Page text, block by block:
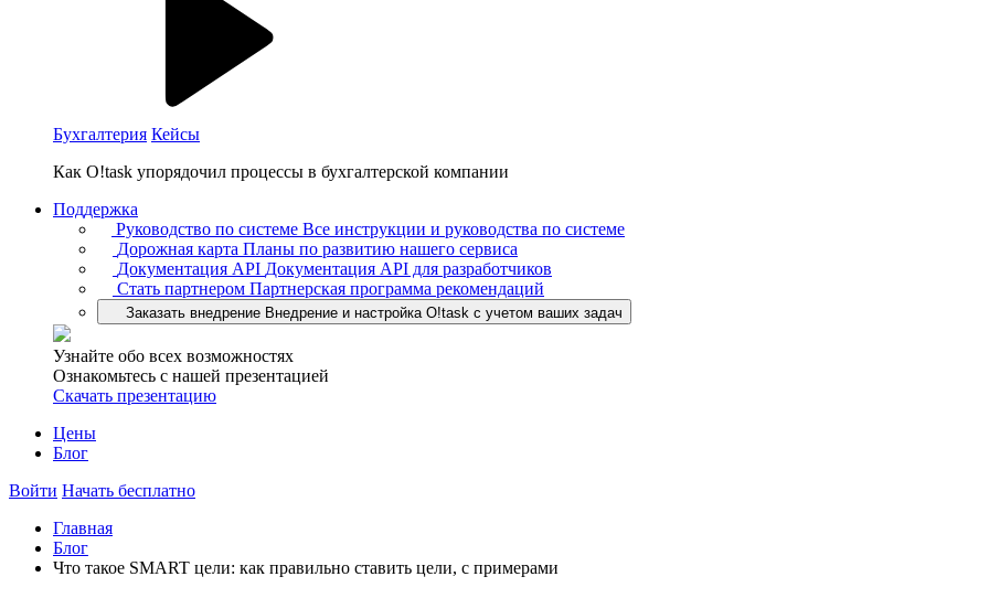
Бухгалтерия Кейсы
Как O!task упорядочил процессы в бухгалтерской компании
Поддержка
Руководство по системе Все инструкции и руководства по системе
Дорожная карта Планы по развитию нашего сервиса
Документация API Документация API для разработчиков
Стать партнером Партнерская программа рекомендаций
Заказать внедрение Внедрение и настройка O!task с учетом ваших задач
Узнайте обо всех возможностях
Ознакомьтесь с нашей презентацией
Скачать презентацию
Цены
Блог
Войти Начать бесплатно
Главная
Блог
Что такое SMART цели: как правильно ставить цели, с примерами